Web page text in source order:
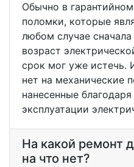
Обычно в
поломки, которые
любом случае
возраст
срок мог уже истечь.
нет на механические
нанесенные
эксплуатации
На какой ремонт
на что нет?